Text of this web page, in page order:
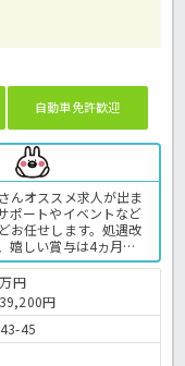
自動車免許歓迎
んオススメ求人が出ま
ポートやイベントなど
お任せします。処遇改
嬉しい賞与は4ヵ月分
目指すことができます
形貯蓄制度や企業年
に行い成長できる環境
プホームでの介護業務
の求人＞
円
円
45